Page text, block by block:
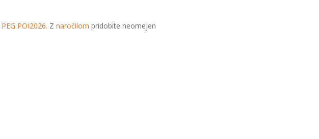
PEG POI2026. Z naročilom pridobite neomejen